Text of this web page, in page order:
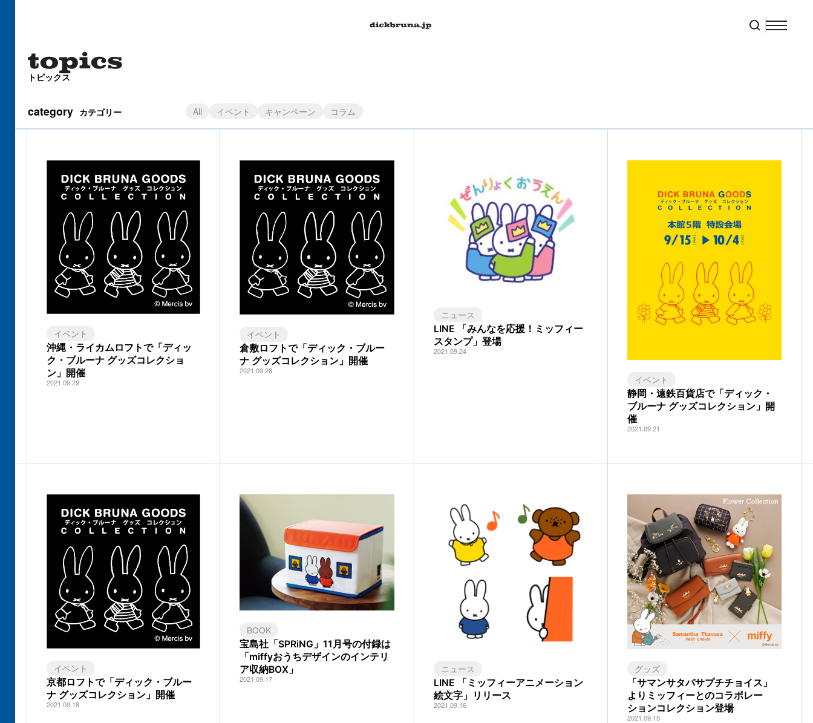
トピックス
category カテゴリー All イベント キャンペーン コラム
イベント
沖縄・ライカムロフトで「ディッ
ク・ブルーナ グッズコレクショ
ン」開催
2021.09.29
イベント
倉敷ロフトで「ディック・ブルー
ナ グッズコレクション」開催
2021.09.28
ニュース
LINE 「みんなを応援！ミッフィー
スタンプ」登場
2021.09.24
イベント
静岡・遠鉄百貨店で「ディック・
ブルーナ グッズコレクション」開
催
2021.09.21
イベント
京都ロフトで「ディック・ブルー
ナ グッズコレクション」開催
2021.09.18
BOOK
宝島社「SPRiNG」11月号の付録は
「miffyおうちデザインのインテリ
ア収納BOX」
2021.09.17
ニュース
LINE 「ミッフィーアニメーション
絵文字」リリース
2021.09.16
グッズ
「サマンサタバサプチチョイス」
よりミッフィーとのコラボレー
ションコレクション登場
2021.09.15